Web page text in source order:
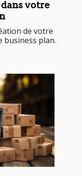
votre
de votre
plan.